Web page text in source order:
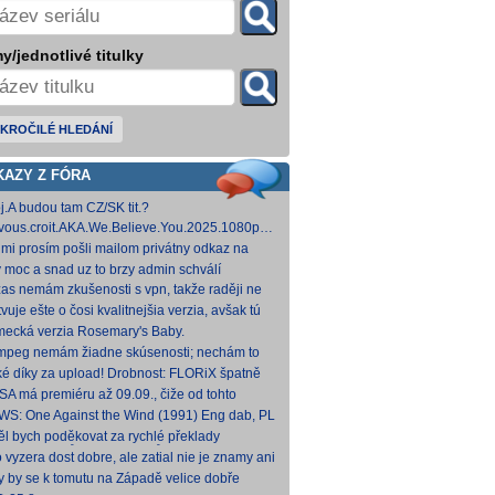
jednotlivé titulky
HLEDÁNÍ
Z FÓRA
budou tam CZ/SK tit.?
Kitsune [5,24 GB]
mi prosím pošli mailom privátny odkaz na
kde to nahráš.
moc a snad uz to brzy admin schválí
nemám zkušenosti s vpn, takže raději ne
v té verzi od FLORiX je slyšet FC-
ešte o čosi kvalitnejšia verzia, avšak tú
nepodarilo zohnať.
verzia Rosemary's Baby.
[1,74 GB] V príloh
nemám žiadne skúsenosti; nechám to
Môžeš opraviť a nahodiť na WS, ak
díky za upload! Drobnost: FLORiX špatně
audio kanály (nejspíš vzniklo
z DTS
má premiéru až 09.09., čiže od tohto
bude VoD za taký mesiac, možno dva.
One Against the Wind (1991) Eng dab, PL
Polské titulky, ale kvalita obrazu je slabší.
bych poděkovat za rychlé překlady
titulů, patří Vám můj dík. O to více mne
vyzera dost dobre, ale zatial nie je znamy ani
vydania na VOD.
by se k tomutu na Západě velice dobře